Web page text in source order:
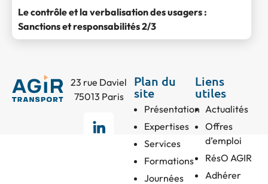
Le contrôle et la verbalisation des usagers :
Sanctions et responsabilités 2/3
23 rue Daviel
75013 Paris
Plan du
site
Présentation
Expertises
Services
Formations
Journées
Liens
utiles
Actualités
Offres
d’emploi
RésO AGIR
Adhérer